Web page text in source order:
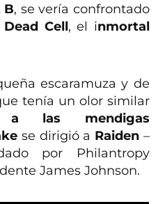
B, se vería confrontado
Dead Cell, el inmortal
escaramuza y de
tenía un olor similar
a las mendigas
se dirigió a Raiden–
por Philantropy
James Johnson.